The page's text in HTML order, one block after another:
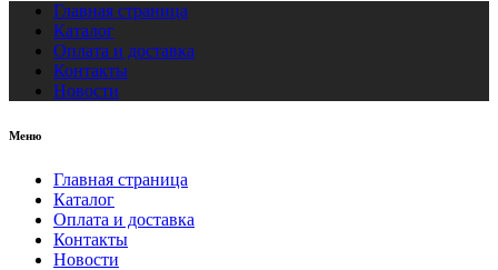
Главная страница
Каталог
Оплата и доставка
Контакты
Новости
Меню
Главная страница
Каталог
Оплата и доставка
Контакты
Новости